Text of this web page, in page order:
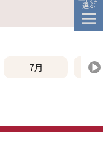
選ぶ
7月